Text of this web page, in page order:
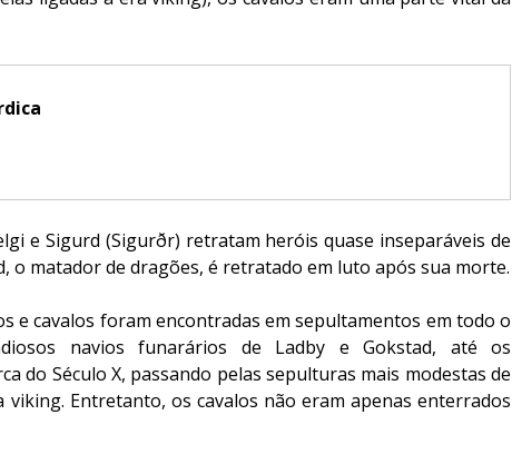
e Sigurd (Sigurðr) retratam heróis quase inseparáveis de
o matador de dragões, é retratado em luto após sua morte.
e cavalos foram encontradas em sepultamentos em todo o
navios funarários de Ladby e Gokstad, até os
do Século X, passando pelas sepulturas mais modestas de
viking. Entretanto, os cavalos não eram apenas enterrados